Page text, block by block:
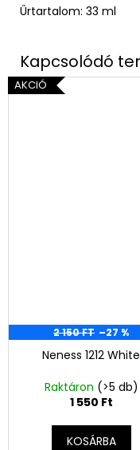
Űrtartalom: 33 ml
AKCIÓ
2 150 FT –27 %
Neness 1212 White
Raktáron (>5 db)
1 550 Ft
KOSÁRBA